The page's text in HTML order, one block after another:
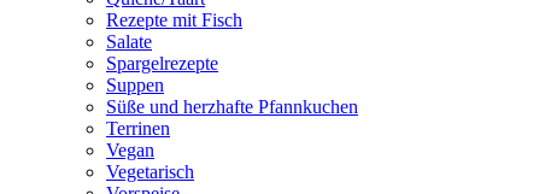
Rezepte mit Fisch
Salate
Spargelrezepte
Suppen
Süße und herzhafte Pfannkuchen
Terrinen
Vegan
Vegetarisch